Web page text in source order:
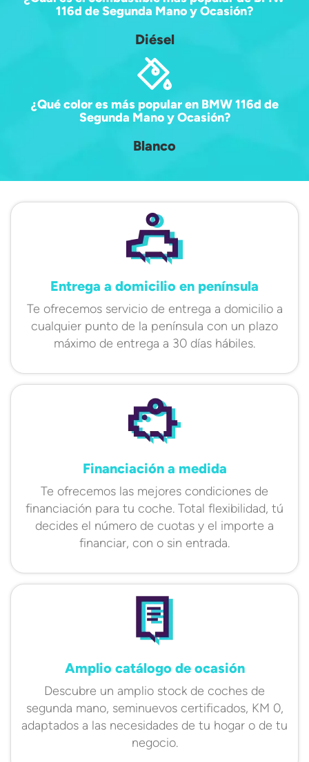
116d de Segunda Mano y Ocasión?
Diésel
¿Qué color es más popular en BMW 116d de
Segunda Mano y Ocasión?
Blanco
Entrega a domicilio en península
Te ofrecemos servicio de entrega a domicilio a
cualquier punto de la península con un plazo
máximo de entrega a 30 días hábiles.
Financiación a medida
Te ofrecemos las mejores condiciones de
financiación para tu coche. Total flexibilidad, tú
decides el número de cuotas y el importe a
financiar, con o sin entrada.
Amplio catálogo de ocasión
Descubre un amplio stock de coches de
segunda mano, seminuevos certificados, KM 0,
adaptados a las necesidades de tu hogar o de tu
negocio.